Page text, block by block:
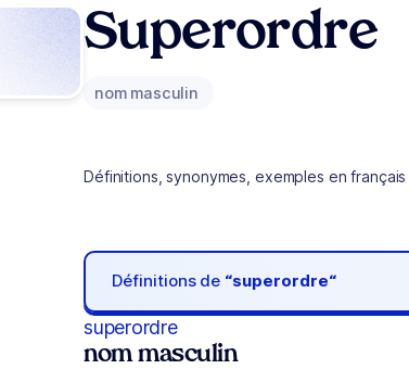
Superordre
nom masculin
Définitions, synonymes, exemples en français
Définitions de “superordre“
superordre
nom masculin